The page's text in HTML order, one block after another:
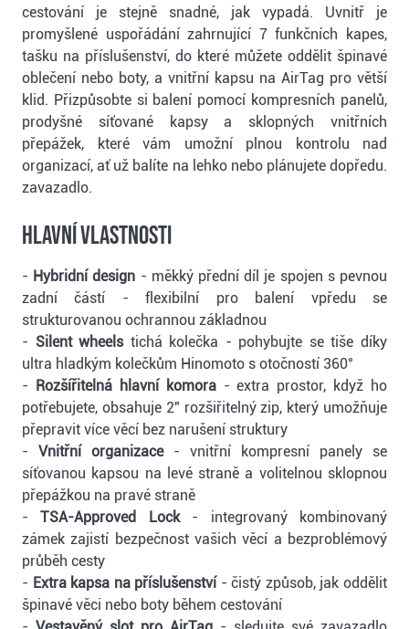
cestování je stejně snadné, jak vypadá. Uvnitř je
promyšlené uspořádání zahrnující 7 funkčních kapes,
tašku na příslušenství, do které můžete oddělit špinavé
oblečení nebo boty, a vnitřní kapsu na AirTag pro větší
klid. Přizpůsobte si balení pomocí kompresních panelů,
prodyšné síťované kapsy a sklopných vnitřních
přepážek, které vám umožní plnou kontrolu nad
organizací, ať už balíte na lehko nebo plánujete dopředu.
zavazadlo.
Hlavní vlastnosti
- Hybridní design - měkký přední díl je spojen s pevnou
zadní částí - flexibilní pro balení vpředu se
strukturovanou ochrannou základnou
- Silent wheelstichá kolečka - pohybujte se tiše díky
ultra hladkým kolečkům Hinomoto s otočností 360°
- Rozšířitelná hlavní komora- extra prostor, když ho
potřebujete, obsahuje 2" rozšiřitelný zip, který umožňuje
přepravit více věcí bez narušení struktury
- Vnitřní organizace- vnitřní kompresní panely se
síťovanou kapsou na levé straně a volitelnou sklopnou
přepážkou na pravé straně
-TSA-Approved Lock- integrovaný kombinovaný
zámek zajistí bezpečnost vašich věcí a bezproblémový
průběh cesty
- Extra kapsa na příslušenství- čistý způsob, jak oddělit
špinavé věci nebo boty během cestování